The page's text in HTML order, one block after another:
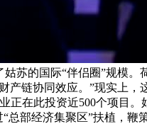
苏的国际“伴侣圈”规模
链协同效应。”现实上
正在此投资近500个项目
部经济集聚区”扶植，